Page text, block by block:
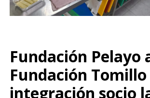
Fundación Pelayo
Fundación Tomillo
integración socio